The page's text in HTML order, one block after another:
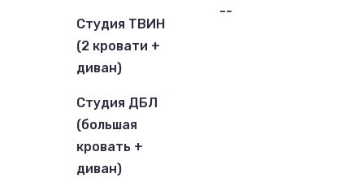
Студия ТВИН
(2 кровати +
диван)
Студия ДБЛ
(большая
кровать +
диван)
--